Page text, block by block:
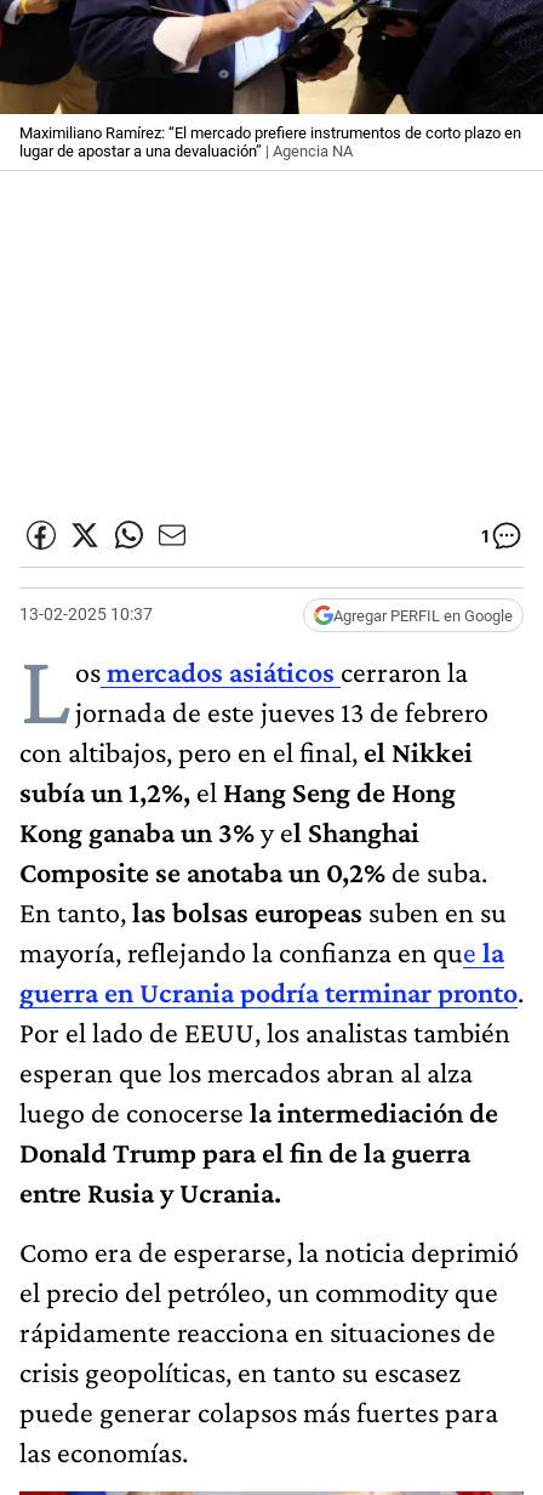
Maximiliano Ramírez: “El mercado prefiere instrumentos de corto plazo en
lugar de apostar a una devaluación” | Agencia NA
1
13-02-2025 10:37 Agregar PERFIL en Google
Losmercados asiáticos cerraron la
jornada de este jueves 13 de febrero
con altibajos, pero en el final, el Nikkei
subía un 1,2%, el Hang Seng de Hong
Kong ganaba un 3%y el Shanghai
Composite se anotaba un 0,2% de suba.
En tanto,las bolsas europeas suben en su
mayoría, reflejando la confianza en que la
guerra en Ucrania podría terminar pronto.
Por el lado de EEUU, los analistas también
esperan que los mercados abran al alza
luego de conocerse la intermediación de
Donald Trump para el fin de la guerra
entre Rusia y Ucrania.
Como era de esperarse, la noticia deprimió
el precio del petróleo, un commodity que
rápidamente reacciona en situaciones de
crisis geopolíticas, en tanto su escasez
puede generar colapsos más fuertes para
las economías.